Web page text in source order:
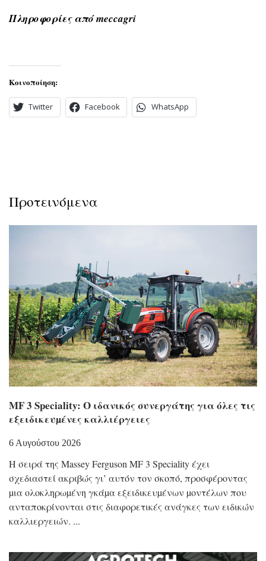
Πληροφορίες από meccagri
Κοινοποίηση:
Twitter Facebook WhatsApp
Προτεινόμενα
MF 3 Speciality: Ο ιδανικός συνεργάτης για όλες τις
εξειδικευµένες καλλιέργειες
6 Αυγούστου 2026
Η σειρά της Massey Ferguson MF 3 Speciality έχει
σχεδιαστεί ακριβώς γι’ αυτόν τον σκοπό, προσφέροντας
µια ολοκληρωµένη γκάµα εξειδικευµένων µοντέλων που
ανταποκρίνονται στις διαφορετικές ανάγκες των ειδικών
καλλιεργειών.